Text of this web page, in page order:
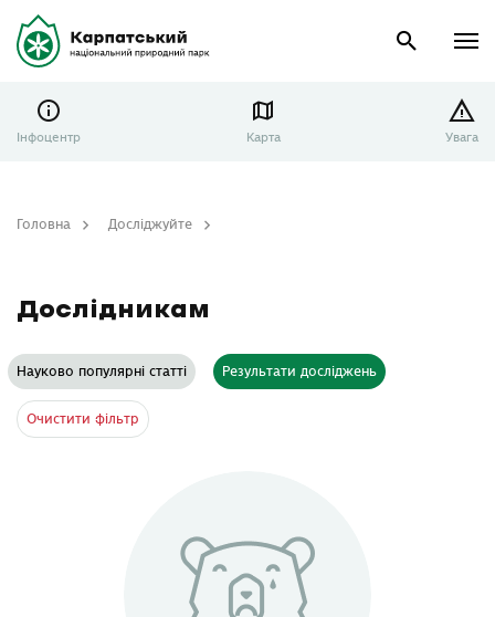
Інфоцентр Карта Увага
Головна Досліджуйте
Дослідникам
Науково популярні статті Результати досліджень
Очистити фільтр